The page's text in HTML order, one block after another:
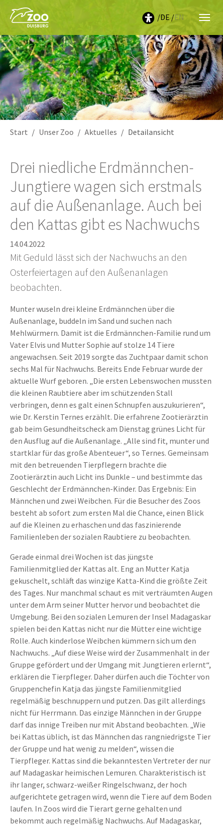
DE EN
Start Unser Zoo Aktuelles Detailansicht
Drei niedliche Erdmännchen-
Jungtiere wagen sich erstmals
auf die Außenanlage. Auch bei
den Kattas gibt es Nachwuchs
14.04.2022
Mit Geduld lässt sich der Nachwuchs an den
Osterfeiertagen auf den Außenanlagen
beobachten.
Munter wuseln drei kleine Erdmännchen über die
Außenanlage, buddeln im Sand und suchen nach
Mehlwürmern. Damit ist die Erdmännchen-Familie rund um
Vater Elvis und Mutter Sophie auf stolze 14 Tiere
angewachsen. Seit 2019 sorgte das Zuchtpaar damit schon
sechs Mal für Nachwuchs. Bereits Ende Februar wurde der
aktuelle Wurf geboren. „Die ersten Lebenswochen mussten
die kleinen Raubtiere aber im schützenden Stall
verbringen, denn es galt einen Schnupfen auszukurieren“,
wie Dr. Kerstin Ternes erzählt. Die erfahrene Zootierärztin
gab beim Gesundheitscheck am Dienstag grünes Licht für
den Ausflug auf die Außenanlage. „Alle sind fit, munter und
startklar für das große Abenteuer“, so Ternes. Gemeinsam
mit den betreuenden Tierpflegern brachte die
Zootierärztin auch Licht ins Dunkle – und bestimmte das
Geschlecht der Erdmännchen-Kinder. Das Ergebnis: Ein
Männchen und zwei Weibchen. Für die Besucher des Zoos
besteht ab sofort zum ersten Mal die Chance, einen Blick
auf die Kleinen zu erhaschen und das faszinierende
Familienleben der sozialen Raubtiere zu beobachten.
Gerade einmal drei Wochen ist das jüngste
Familienmitglied der Kattas alt. Eng an Mutter Katja
gekuschelt, schläft das winzige Katta-Kind die größte Zeit
des Tages. Nur manchmal schaut es mit verträumten Augen
unter dem Arm seiner Mutter hervor und beobachtet die
Umgebung. Bei den sozialen Lemuren der Insel Madagaskar
spielen bei den Kattas nicht nur die Mütter eine wichtige
Rolle. Auch kinderlose Weibchen kümmern sich um den
Nachwuchs. „Auf diese Weise wird der Zusammenhalt in der
Gruppe gefördert und der Umgang mit Jungtieren erlernt“,
erklären die Tierpfleger. Daher dürfen auch die Töchter von
Gruppenchefin Katja das jüngste Familienmitglied
regelmäßig beschnuppern und putzen. Das gilt allerdings
nicht für Herrmann. Das einzige Männchen in der Gruppe
darf das innige Treiben nur mit Abstand beobachten. „Wie
bei Kattas üblich, ist das Männchen das rangniedrigste Tier
der Gruppe und hat wenig zu melden“, wissen die
Tierpfleger. Kattas sind die bekanntesten Vertreter der nur
auf Madagaskar heimischen Lemuren. Charakteristisch ist
ihr langer, schwarz-weißer Ringelschwanz, der hoch
aufgerichtete getragen wird, wenn die Tiere auf dem Boden
laufen. In Zoos wird die Tierart gerne gehalten und
bekommt auch regelmäßig Nachwuchs. Auf Madagaskar,